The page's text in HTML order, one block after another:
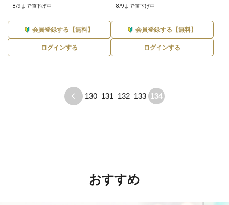
8/9まで値下げ中
会員登録する【無料】
ログインする
8/9まで値下げ中
会員登録する【無料】
ログインする
130 131 132 133 134
おすすめ